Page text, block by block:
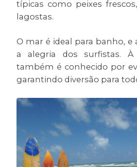
típicas como peixes
lagostas.
O mar é ideal para banho, e
a alegria dos surfistas.
também é conhecido por
garantindo diversão para